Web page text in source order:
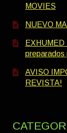
MOVIES
NUEVO
preparados
AVISO
REVISTA!